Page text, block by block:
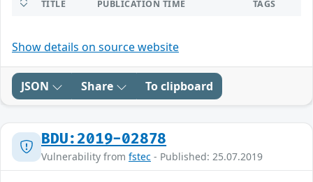
TITLE PUBLICATION TIME TAGS
Show details on source website
JSON Share To clipboard
BDU:2019-02878
Vulnerability from fstec - Published: 25.07.2019